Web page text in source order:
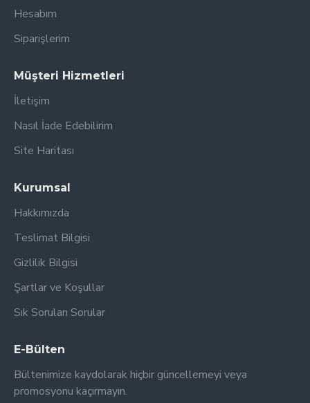
Hesabım
Siparişlerim
Müşteri Hizmetleri
İletişim
Nasıl İade Edebilirim
Site Haritası
Kurumsal
Hakkımızda
Teslimat Bilgisi
Gizlilik Bilgisi
Şartlar ve Koşullar
Sık Sorulan Sorular
E-Bülten
Bültenimize kaydolarak hiçbir güncellemeyi veya
promosyonu kaçırmayın.